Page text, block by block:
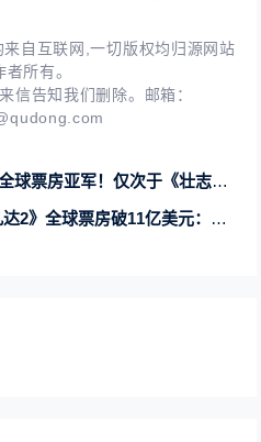
自互联网,一切版权均归源网站
者所有。
信告知我们删除。邮箱：
票房亚军！仅次于《壮志凌云2》
票房破11亿美元：中国内地贡献排第二